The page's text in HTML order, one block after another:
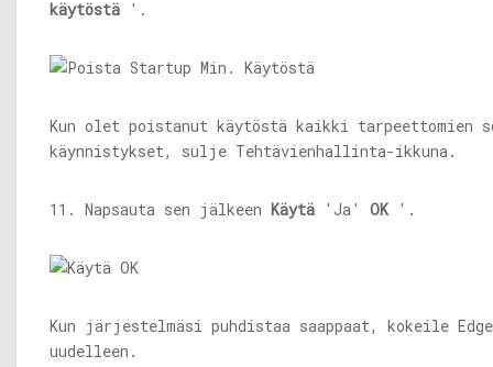
käytöstä '.
Kun olet poistanut käytöstä kaikki tarpeettomien
käynnistykset, sulje Tehtävienhallinta-ikkuna.
11. Napsauta sen jälkeen Käytä 'Ja' OK'.
Kun järjestelmäsi puhdistaa saappaat, kokeile
uudelleen.